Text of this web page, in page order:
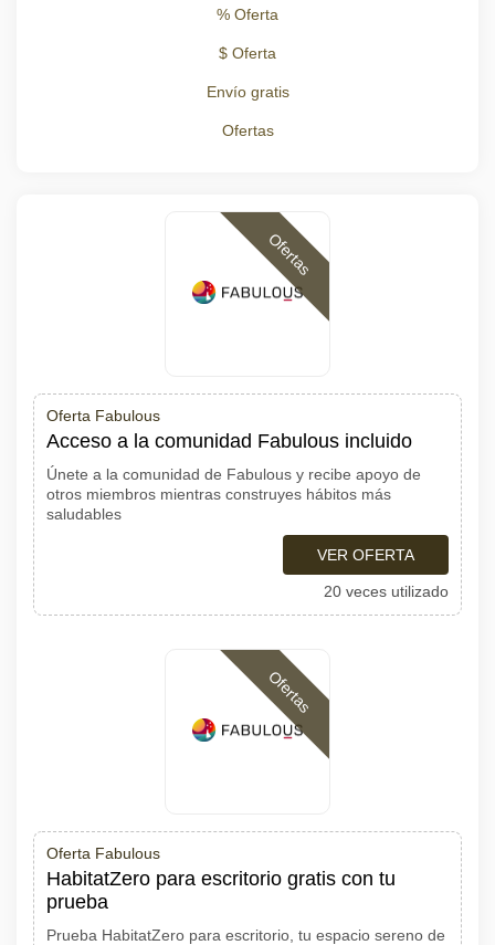
% Oferta
$ Oferta
Envío gratis
Ofertas
Ofertas
Oferta Fabulous
Acceso a la comunidad Fabulous incluido
Únete a la comunidad de Fabulous y recibe apoyo de
otros miembros mientras construyes hábitos más
saludables
VER OFERTA
20 veces utilizado
Ofertas
Oferta Fabulous
HabitatZero para escritorio gratis con tu
prueba
Prueba HabitatZero para escritorio, tu espacio sereno de